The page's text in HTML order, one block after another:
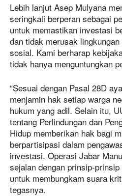
Lebih lanjut Asep Mulyana
seringkali berperan sebagai
untuk memastikan investasi
dan tidak merusak
sosial. Kami berharap
tidak hanya menguntungkan
“Sesuai dengan Pasal 28D
menjamin hak setiap warga
hukum yang adil. Selain itu,
tentang Perlindungan dan
Hidup memberikan hak bagi
berpartisipasi dalam
investasi. Operasi Jabar
sejalan dengan prinsip-
untuk membungkam suara
tegasnya.